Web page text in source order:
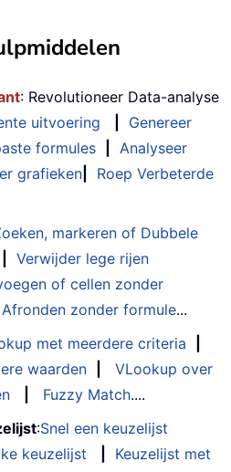
: Revolutioneer Data-analyse
uitvoering
Genereer
formules
Analyseer
grafieken
Roep Verbeterde
markeren of Dubbele
Verwijder lege rijen
of cellen zonder
Afronden zonder formule...
met meerdere criteria
waarden
VLookup over
Fuzzy Match....
:Snel een keuzelijst
keuzelijst
Keuzelijst met